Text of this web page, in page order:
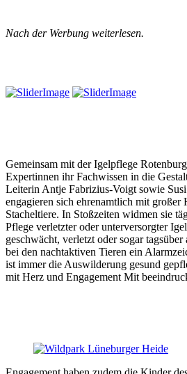
Nach der Werbung weiterlesen.
Gemeinsam mit der Igelpflege
Expertinnen ihr Fachwissen in die
Leiterin Antje Fabrizius-Voigt sowie
engagieren sich ehrenamtlich mit großer
Stacheltiere. In Stoßzeiten widmen sie
Pflege verletzter oder unterversorgter
geschwächt, verletzt oder sogar
bei den nachtaktiven Tieren ein
ist immer die Auswilderung gesund
mit Herz und Engagement Mit